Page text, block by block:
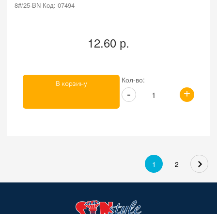
8#/25-BN Код: 07494
12.60 р.
Кол-во:
+
-
В корзину
1 2